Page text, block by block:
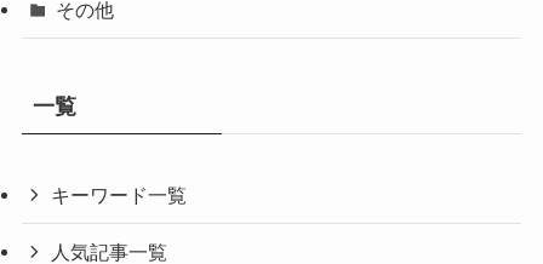
その他
一覧
キーワード一覧
人気記事一覧